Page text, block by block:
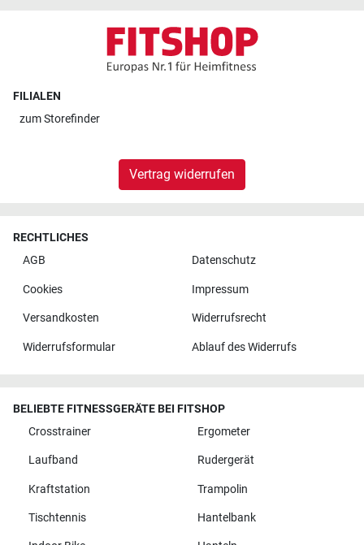
FILIALEN
zumStorefinder
Vertrag widerrufen
RECHTLICHES
AGB
Datenschutz
Cookies Impressum
Versandkosten Widerrufsrecht
Widerrufsformular Ablauf des Widerrufs
BELIEBTE FITNESSGERÄTE BEI FITSHOP
Crosstrainer
Ergometer
Laufband Rudergerät
Kraftstation Trampolin
Tischtennis Hantelbank